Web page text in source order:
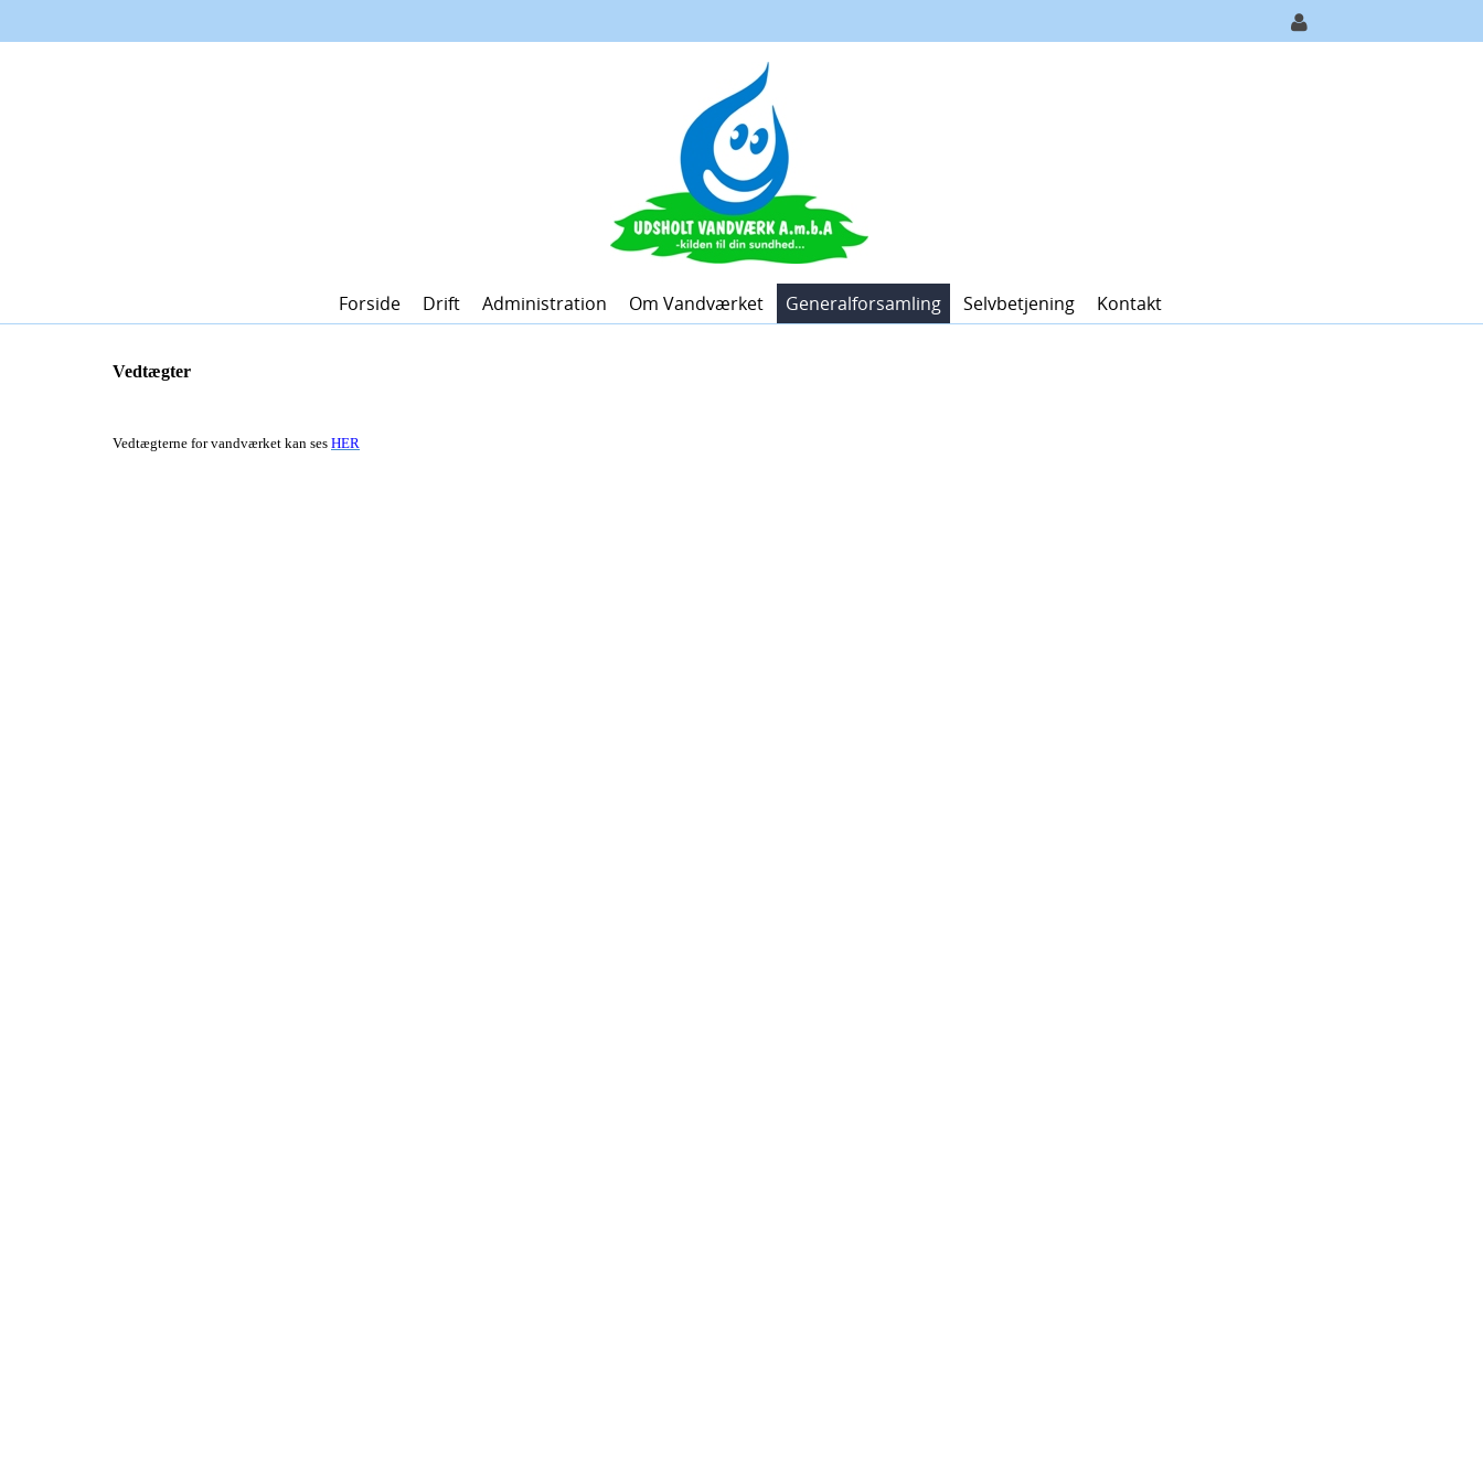
Forside Drift Administration Om Vandværket Generalforsamling Selvbetjening Kontakt
Vedtægter
Vedtægterne for vandværket kan ses HER